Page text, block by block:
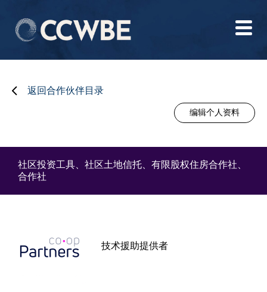
返回合作伙伴目录
编辑个人资料
社区投资工具、社区土地信托、有限股权住房合作社、
合作社
技术援助提供者